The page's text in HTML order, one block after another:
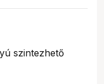
szintezhető